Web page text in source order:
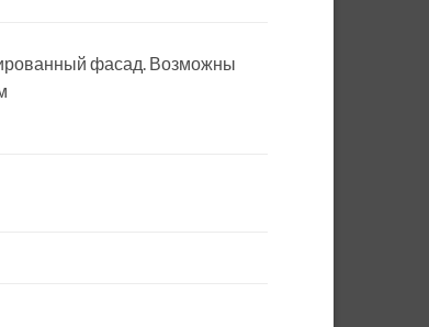
фасад. Возможны